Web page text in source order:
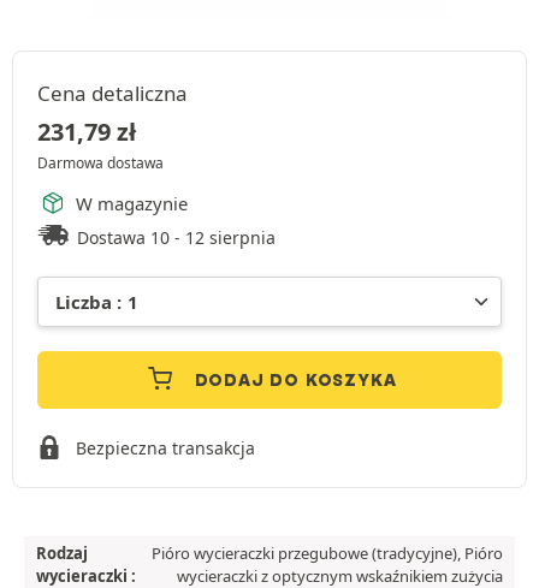
Cena detaliczna
231,79zł
Darmowa dostawa
W magazynie
Dostawa 10 - 12 sierpnia
DODAJ DO KOSZYKA
Bezpieczna transakcja
Rodzaj
wycieraczki :
Pióro wycieraczki przegubowe (tradycyjne), Pióro
wycieraczki z optycznym wskaźnikiem zużycia